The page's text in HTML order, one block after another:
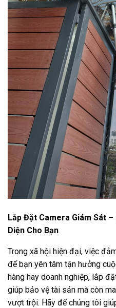
Lắp Đặt Camera Giám Sát –
Diện Cho Bạn
Trong xã hội hiện đại, việc
để bạn yên tâm tận hưởng
hàng hay doanh nghiệp, lắp
giúp bảo vệ tài sản mà còn
vượt trội. Hãy để chúng tôi